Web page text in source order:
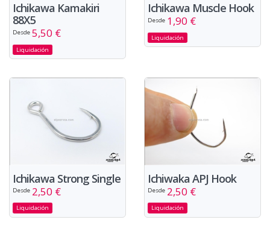
Ichikawa Kamakiri
88X5
Desde 5,50 €
Liquidación
Ichikawa Muscle Hook
Desde 1,90 €
Liquidación
Ichikawa Strong Single
Desde 2,50 €
Liquidación
Ichiwaka APJ Hook
Desde 2,50 €
Liquidación